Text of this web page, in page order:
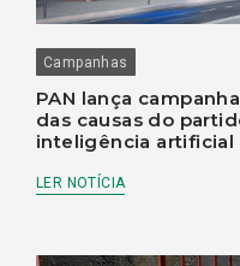
Campanhas
PAN lança
das causas do
inteligência artificial
LER NOTÍCIA